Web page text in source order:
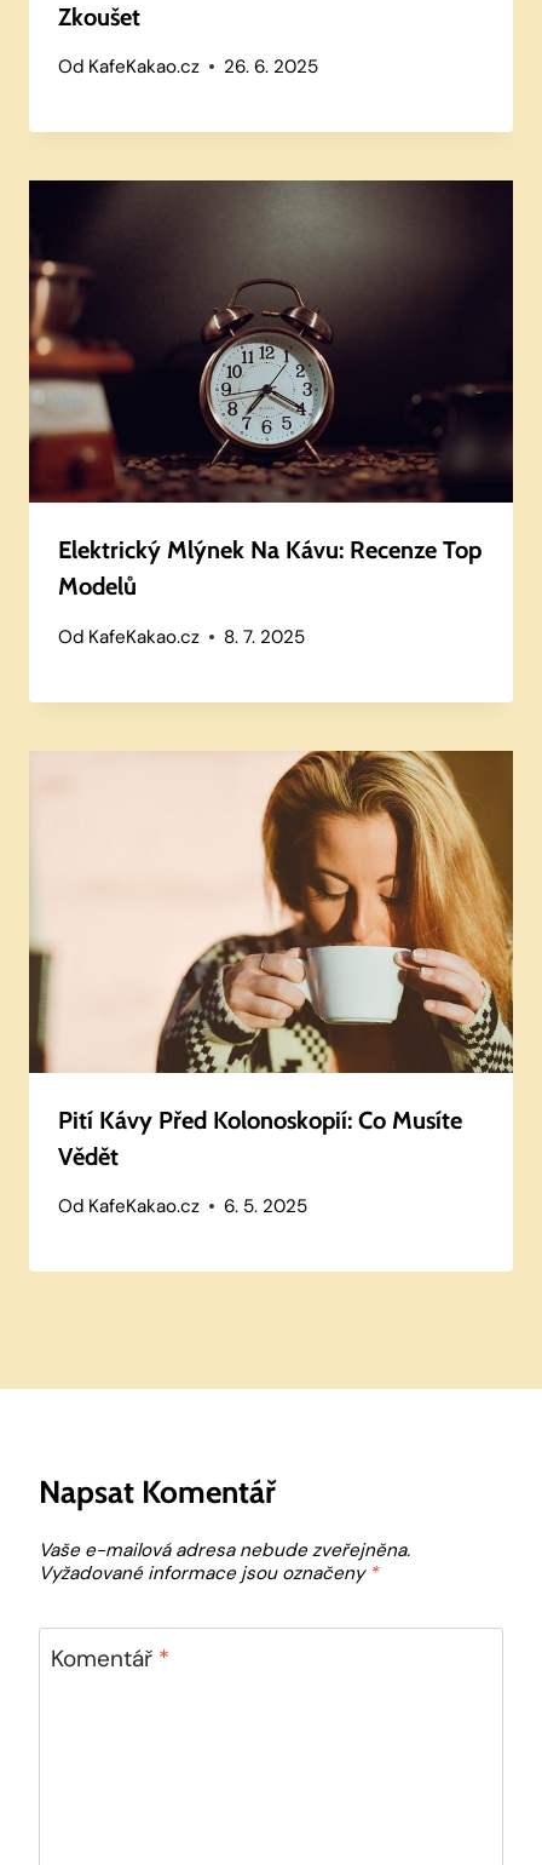
Zkoušet
Od KafeKakao.cz 26. 6. 2025
Elektrický Mlýnek Na Kávu: Recenze Top
Modelů
Od KafeKakao.cz 8. 7. 2025
Pití Kávy Před Kolonoskopií: Co Musíte
Vědět
Od KafeKakao.cz 6. 5. 2025
Napsat Komentář
Vaše e-mailová adresa nebude zveřejněna.
Vyžadované informace jsou označeny *
Komentář *